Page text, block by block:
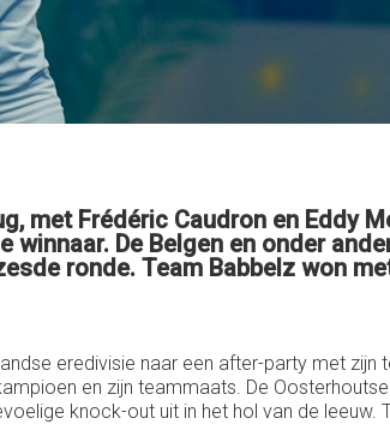
met Frédéric Caudron en Eddy
De Belgen en onder
ronde. Team Babbelz won
eredivisie naar een after-party met
en zijn teammaats. De
knock-out uit in het hol van de leeuw.